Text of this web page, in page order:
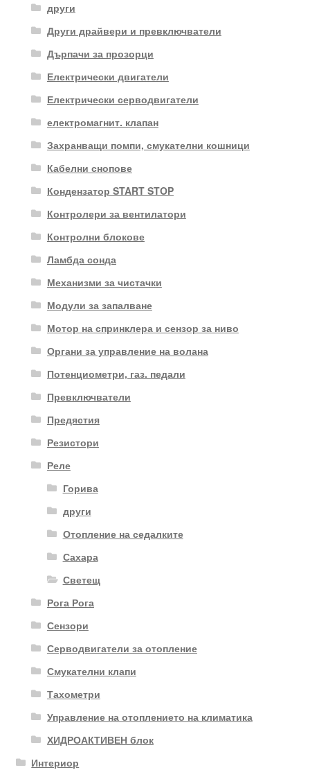
други
Други драйвери и превключватели
Дърпачи за прозорци
Електрически двигатели
Електрически серводвигатели
електромагнит. клапан
Захранващи помпи, смукателни кошници
Кабелни снопове
Кондензатор START STOP
Контролери за вентилатори
Контролни блокове
Ламбда сонда
Механизми за чистачки
Модули за запалване
Мотор на спринклера и сензор за ниво
Органи за управление на волана
Потенциометри, газ. педали
Превключватели
Предястия
Резистори
Реле
Горива
други
Отопление на седалките
Сахара
Светещ
Рога Рога
Сензори
Серводвигатели за отопление
Смукателни клапи
Тахометри
Управление на отоплението на климатика
ХИДРОАКТИВЕН блок
Интериор